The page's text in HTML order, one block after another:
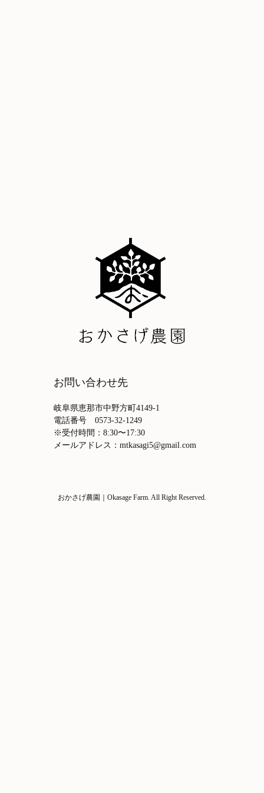
お問い合わせ先
岐阜県恵那市中野方町4149-1
電話番号 0573-32-1249
※受付時間：8:30〜17:30
メールアドレス：mtkasagi5@gmail.com
おかさげ農園｜Okasage Farm. All Right Reserved.